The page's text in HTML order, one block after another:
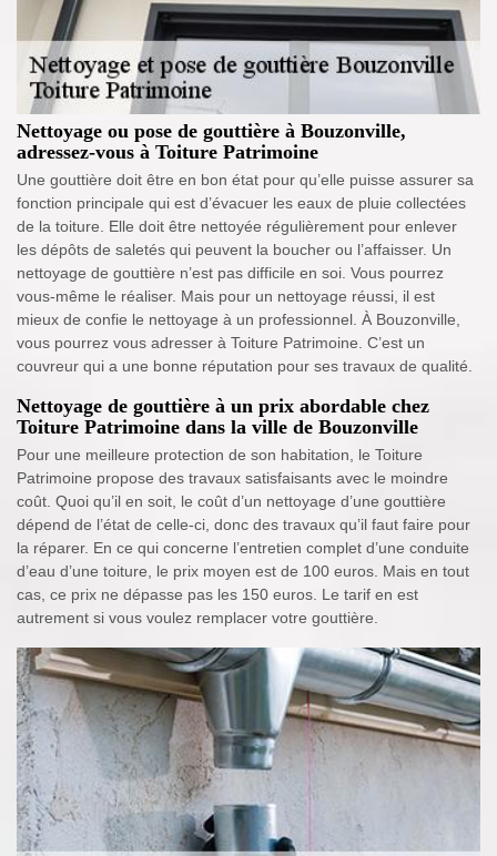
Nettoyage ou pose de gouttière à Bouzonville,
adressez-vous à Toiture Patrimoine
Une gouttière doit être en bon état pour qu’elle puisse assurer sa
fonction principale qui est d’évacuer les eaux de pluie collectées
de la toiture. Elle doit être nettoyée régulièrement pour enlever
les dépôts de saletés qui peuvent la boucher ou l’affaisser. Un
nettoyage de gouttière n’est pas difficile en soi. Vous pourrez
vous-même le réaliser. Mais pour un nettoyage réussi, il est
mieux de confie le nettoyage à un professionnel. À Bouzonville,
vous pourrez vous adresser à Toiture Patrimoine. C’est un
couvreur qui a une bonne réputation pour ses travaux de qualité.
Nettoyage de gouttière à un prix abordable chez
Toiture Patrimoine dans la ville de Bouzonville
Pour une meilleure protection de son habitation, le Toiture
Patrimoine propose des travaux satisfaisants avec le moindre
coût. Quoi qu’il en soit, le coût d’un nettoyage d’une gouttière
dépend de l’état de celle-ci, donc des travaux qu’il faut faire pour
la réparer. En ce qui concerne l’entretien complet d’une conduite
d’eau d’une toiture, le prix moyen est de 100 euros. Mais en tout
cas, ce prix ne dépasse pas les 150 euros. Le tarif en est
autrement si vous voulez remplacer votre gouttière.